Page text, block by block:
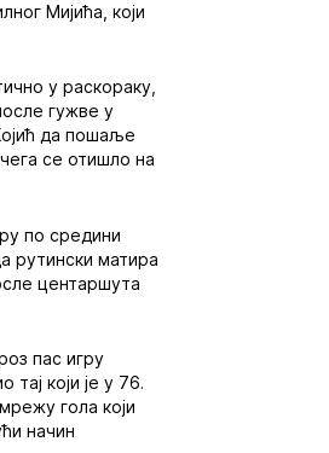
Мијића, који
у раскораку,
гужве у
да пошаље
се отишло на
по средини
рутински матира
центаршута
пас игру
који је у 76.
гола који
начин